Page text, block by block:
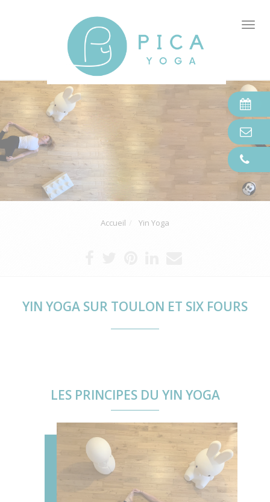
Accueil Yin Yoga
YIN YOGA SUR TOULON ET SIX FOURS
LES PRINCIPES DU YIN YOGA